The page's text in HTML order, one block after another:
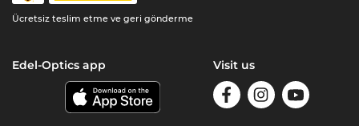
Ücretsiz teslim etme ve geri gönderme
Edel-Optics app Visit us